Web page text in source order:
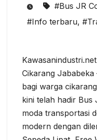
#Bus JR
#Info terbaru,
Cikarang
bagi warga
kini telah hadir Bus
moda transportasi
modern dengan